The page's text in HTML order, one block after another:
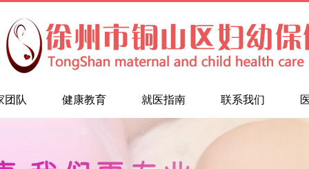
团队 健康教育 就医指南 联系我们